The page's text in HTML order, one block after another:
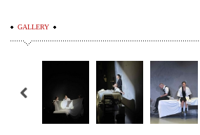
GALLERY